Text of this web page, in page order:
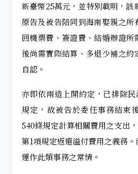
新臺幣25萬元，並特別載明，該
原告及被告陪同到海南娶親之所
回機票費、簽證費、結婚辦證所
後尚需實際結算、多退少補之約
自認。
亦即依兩造上開約定，已排除
規定，故被告於委任事務結束
540條規定計算相關費用之支出
第1項規定返還溢付費用之義務
運作此類事務之常情。